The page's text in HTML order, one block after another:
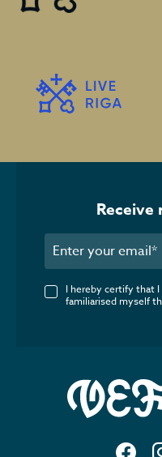
Receive
I hereby certify that I
familiarised myself